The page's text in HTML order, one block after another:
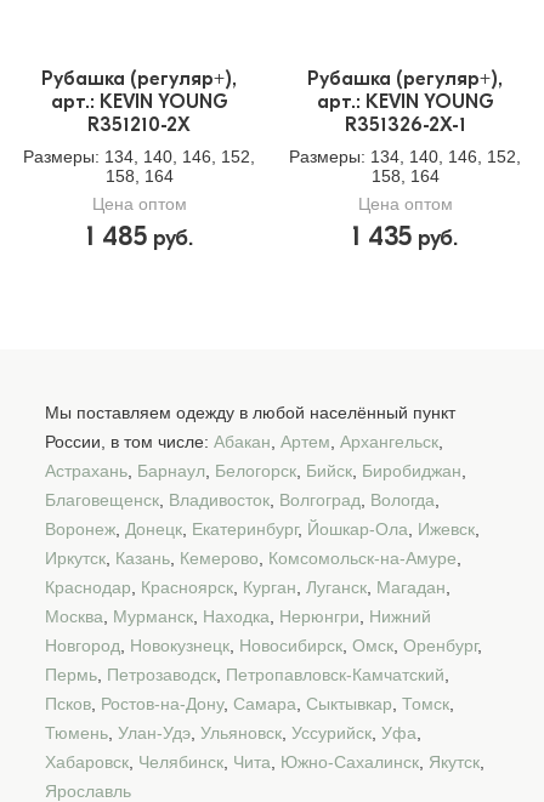
Рубашка (регуляр+),
арт.: KEVIN YOUNG
R351210-2X
Размеры: 134, 140, 146, 152,
158, 164
Цена оптом
1 485руб.
Рубашка (регуляр+),
арт.: KEVIN YOUNG
R351326-2X-1
Размеры: 134, 140, 146, 152,
158, 164
Цена оптом
1 435 руб.
Мы поставляем одежду в любой населённый пункт
России, в том числе: Абакан Артем Архангельск
Астрахань Барнаул Белогорск Бийск Биробиджан
Благовещенск Владивосток Волгоград Вологда
Воронеж Донецк Екатеринбург, Йошкар-Ола Ижевск
Иркутск Казань Кемерово Комсомольск-на-Амуре
Краснодар
Красноярск Курган Луганск Магадан
Москва
Мурманск Находка Нерюнгри
Нижний
Новгород
Новокузнецк Новосибирск Омск Оренбург,
Пермь Петрозаводск Петропавловск-Камчатский
Псков Ростов-на-Дону, Самара Сыктывкар Томск
Тюмень Улан-Удэ Ульяновск Уссурийск Уфа
Хабаровск Челябинск Чита Южно-Сахалинск Якутск
Ярославль